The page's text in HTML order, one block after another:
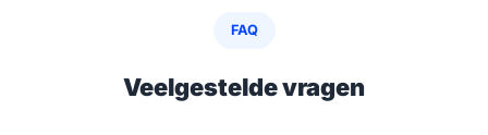
FAQ
Veelgestelde vragen